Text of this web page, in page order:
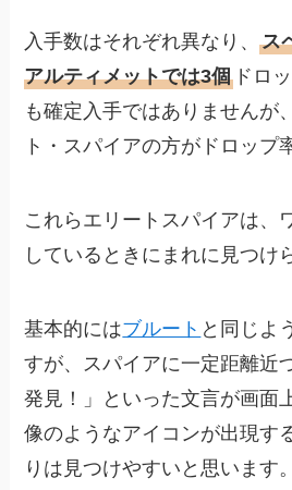
入手数はそれぞれ異なり、ス
アルティメットでは3個 ドロ
も確定入手ではありませんが
ト・スパイアの方がドロップ
これらエリートスパイアは、
しているときにまれに見つけ
基本的にはブルート と同じよ
すが、スパイアに一定距離近
発見！」といった文言が画面
像のようなアイコンが出現す
りは見つけやすいと思います